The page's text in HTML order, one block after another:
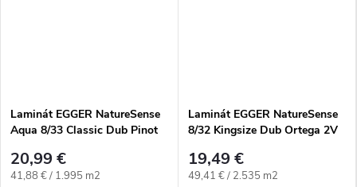
Laminát EGGER NatureSense
Aqua 8/33 Classic Dub Pinot
20,99 €
Jednotková cena:
41,88 € / 1.995 m2
Laminát EGGER NatureSense
8/32 Kingsize Dub Ortega 2V
19,49 €
Jednotková cena:
49,41 € / 2.535 m2